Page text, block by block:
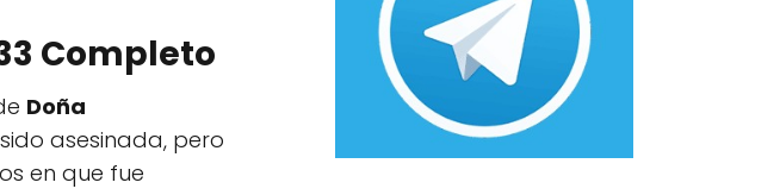
Completo
Doña
asesinada, pero
en que fue